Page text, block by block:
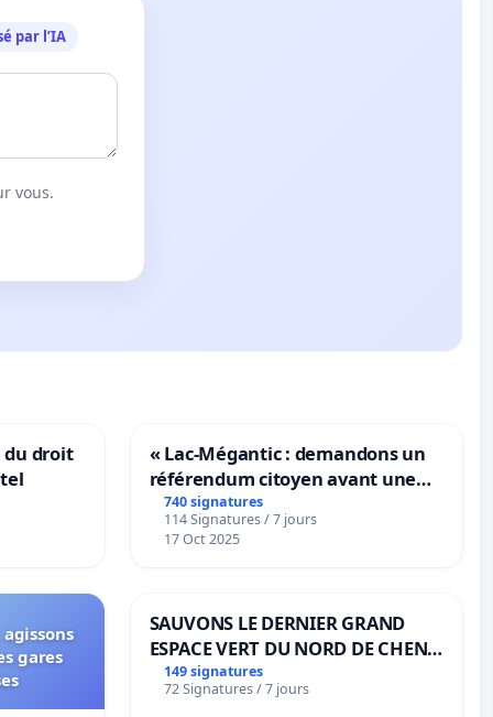
par l’IA
vous.
du droit
« Lac-Mégantic : demandons un
référendum citoyen avant une
transformation irréversible de
notre territoire »
740 signatures
114 Signatures / 7 jours
17 Oct 2025
gares
SAUVONS LE DERNIER GRAND
ESPACE VERT DU NORD DE CHENE-
BOUGERIES
149 signatures
72 Signatures / 7 jours